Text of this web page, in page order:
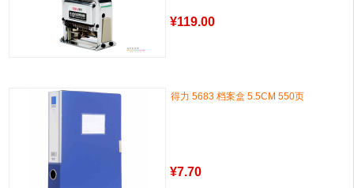
¥119.00
得力 5683 档案盒 5.5CM 550页
¥7.70